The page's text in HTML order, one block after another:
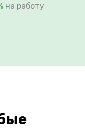
на работу